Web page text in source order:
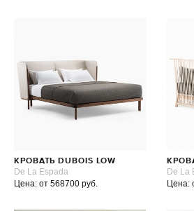
КРОВАТЬ DUBOIS LOW
De La Espada
Цена: от 568700 руб.
De La
Цена: